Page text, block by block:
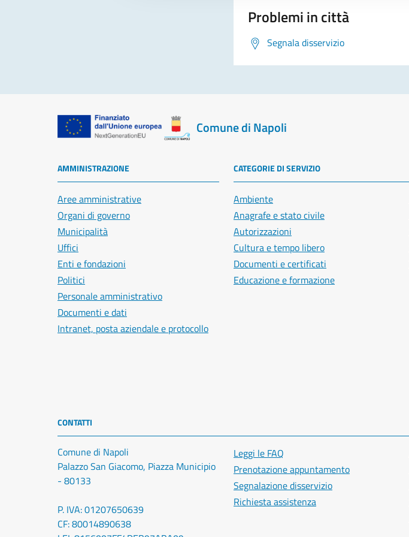
Problemi in città
Segnala disservizio
Comune di Napoli
AMMINISTRAZIONE
Aree amministrative
Organi di governo
Municipalità
Uffici
Enti e fondazioni
Politici
Personale amministrativo
Documenti e dati
Intranet, posta aziendale e protocollo
CATEGORIE DI SERVIZIO
Ambiente
Anagrafe e stato civile
Autorizzazioni
Cultura e tempo libero
Documenti e certificati
Educazione e formazione
CONTATTI
Comune di Napoli
Palazzo San Giacomo, Piazza Municipio
- 80133
P. IVA: 01207650639
CF: 80014890638
Leggi le FAQ
Prenotazione appuntamento
Segnalazione disservizio
Richiesta assistenza